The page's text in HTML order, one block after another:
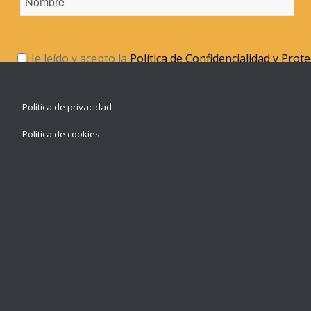
He leído y acepto laPolítica de Confidencialidad y
Política de privacidad
Política de cookies